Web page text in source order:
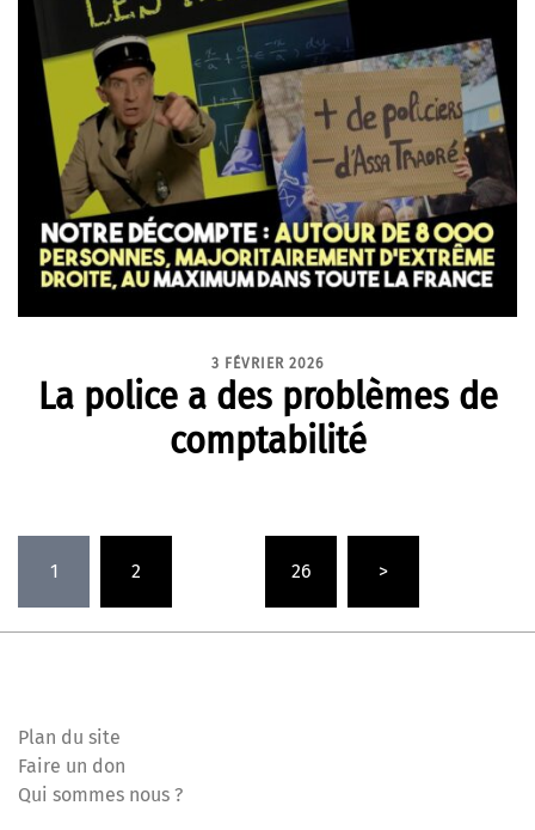
3 FÉVRIER 2026
La police a des problèmes de
comptabilité
des
publications
1 2 26 >
Plan du site
Faire un don
Qui sommes nous ?